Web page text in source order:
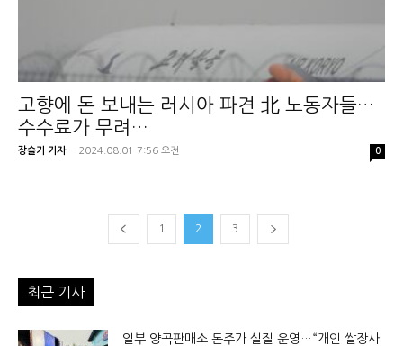
고향에 돈 보내는 러시아 파견 北 노동자들…
수수료가 무려…
장슬기 기자 - 2024.08.01 7:56 오전 0
1 2 3
최근 기사
일부 양곡판매소 돈주가 실질 운영…“개인 쌀장사